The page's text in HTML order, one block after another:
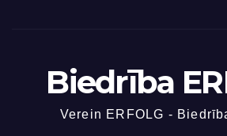
Biedrība
Verein ERFOLG -